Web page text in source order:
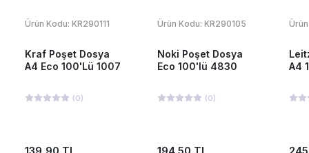
Ürün Kodu: KR290111
Kraf Poşet Dosya
A4 Eco 100'Lü 1007
(0)
Ürün Kodu: KR290105
Noki Poşet Dosya
Eco 100'lü 4830
(0)
A4